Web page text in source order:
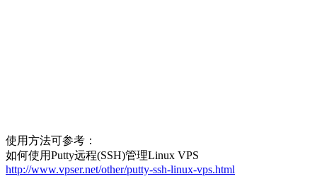
使用方法可参考：
如何使用Putty远程(SSH)管理Linux VPS
http://www.vpser.net/other/putty-ssh-linux-vps.html